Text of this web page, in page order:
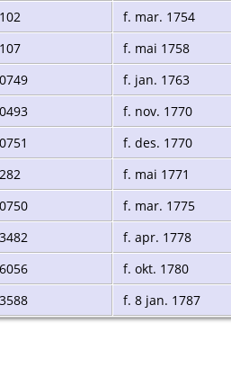
f. mar. 1754
f. mai 1758
f. jan. 1763
f. nov. 1770
f. des. 1770
f. mai 1771
f. mar. 1775
f. apr. 1778
f. okt. 1780
f. 8 jan. 1787